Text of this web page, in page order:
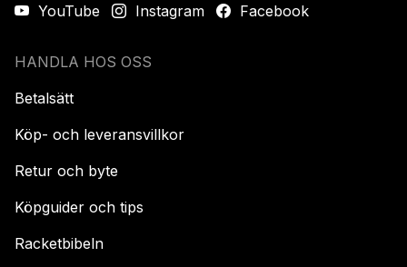
YouTube
Instagram Facebook
HANDLA HOS OSS
Betalsätt
Köp- och leveransvillkor
Retur och byte
Köpguider och tips
Racketbibeln